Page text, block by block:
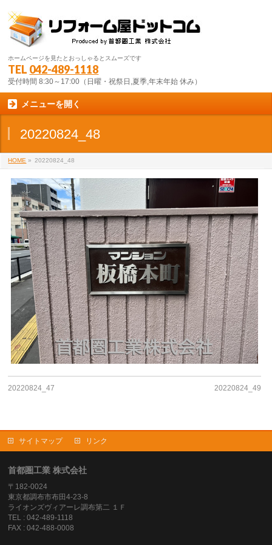
ホームページを見たとおっしゃるとスムーズです
TEL 042-489-1118
受付時間 8:30～17:00（日曜・祝祭日,夏季,年末年始 休み）
メニューを開く
20220824_48
HOME » 20220824_48
20220824_47 20220824_49
サイトマップ リンク
首都圏工業 株式会社
〒182-0024
東京都調布市布田4-23-8
ライオンズヴィアーレ調布第二 １Ｆ
TEL : 042-489-1118
FAX : 042-488-0008